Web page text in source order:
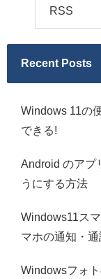
RSS
Recent Posts
Windows 11の
できる!
Android のアプ
うにする方法
Windows11ス
マホの通知・
Windowsフォ